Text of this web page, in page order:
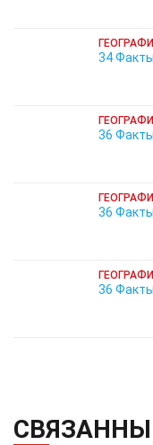
34
36
36
36